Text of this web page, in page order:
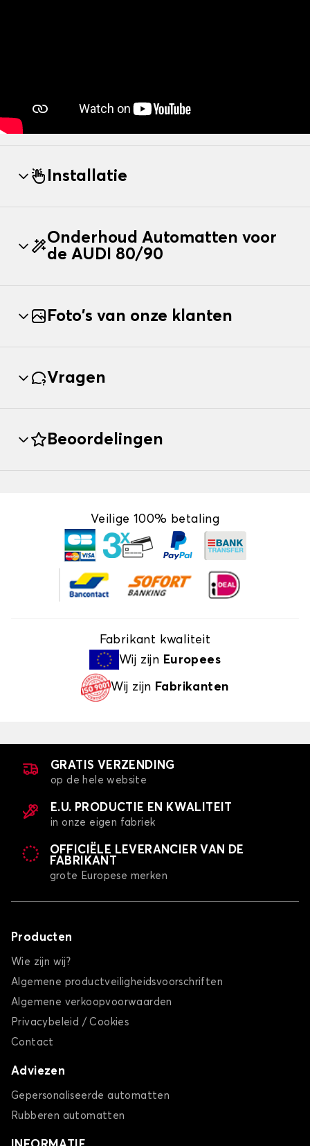
Installatie
Onderhoud Automatten voor
de AUDI 80/90
Foto's van onze klanten
Vragen
Beoordelingen
Veilige 100% betaling
Fabrikant kwaliteit
Wij zijn Europees
Wij zijn Fabrikanten
GRATIS VERZENDING
op de hele website
E.U. PRODUCTIE EN KWALITEIT
in onze eigen fabriek
OFFICIËLE LEVERANCIER VAN DE
FABRIKANT
grote Europese merken
Producten
Wie zijn wij?
Algemene productveiligheidsvoorschriften
Algemene verkoopvoorwaarden
Privacybeleid / Cookies
Contact
Adviezen
Gepersonaliseerde automatten
Rubberen automatten